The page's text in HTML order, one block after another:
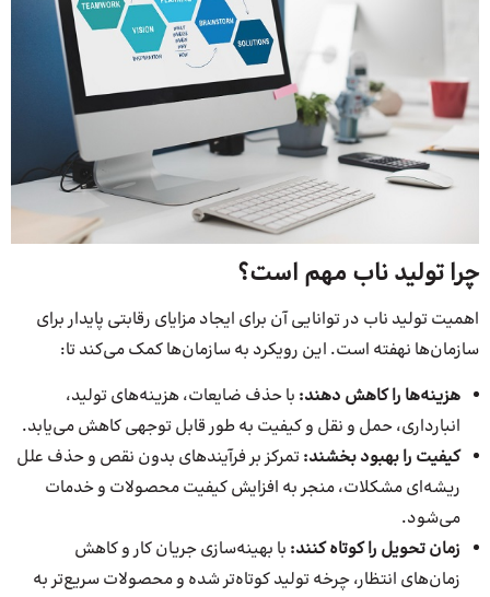
چرا تولید ناب مهم است؟
اهمیت تولید ناب در توانایی آن برای ایجاد مزایای رقابتی پایدار برای
سازمان‌ها نهفته است. این رویکرد به سازمان‌ها کمک می‌کند تا:
هزینه‌ها را کاهش دهند: با حذف ضایعات، هزینه‌های تولید،
انبارداری، حمل و نقل و کیفیت به طور قابل توجهی کاهش می‌یابد.
کیفیت را بهبود بخشند: تمرکز بر فرآیندهای بدون نقص و حذف علل
ریشه‌ای مشکلات، منجر به افزایش کیفیت محصولات و خدمات
می‌شود.
زمان تحویل را کوتاه کنند: با بهینه‌سازی جریان کار و کاهش
زمان‌های انتظار، چرخه تولید کوتاه‌تر شده و محصولات سریع‌تر به